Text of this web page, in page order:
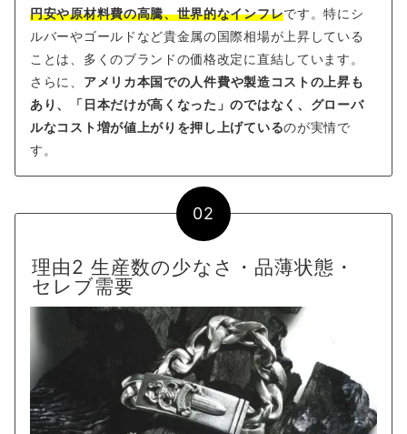
円安や原材料費の高騰、世界的なインフレです。特にシ
ルバーやゴールドなど貴金属の国際相場が上昇している
ことは、多くのブランドの価格改定に直結しています。
さらに、 アメリカ本国での人件費や製造コストの上昇も
あり、「日本だけが高くなった」のではなく、グローバ
ルなコスト増が値上がりを押し上げているのが実情で
す。
02
理由2 生産数の少なさ・品薄状態・
セレブ需要